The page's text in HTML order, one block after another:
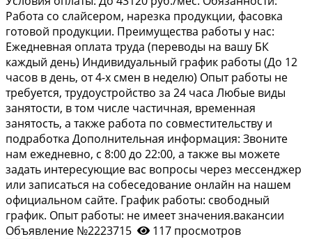
Работа со слайсером, нарезка продукции, фасовка
готовой продукции. Преимущества работы у нас:
Ежедневная оплата труда (переводы на вашу БК
каждый день) Индивидуальный график работы (До 12
часов в день, от 4-х смен в неделю) Опыт работы не
требуется, трудоустройство за 24 часа Любые виды
занятости, в том числе частичная, временная
занятость, а также работа по совместительству и
подработка Дополнительная информация: Звоните
нам ежедневно, с 8:00 до 22:00, а также вы можете
задать интересующие вас вопросы через мессенджер
или записаться на собеседование онлайн на нашем
официальном сайте. График работы: свободный
график. Опыт работы: не имеет значения.вакансии
Объявление №2223715
117 просмотров